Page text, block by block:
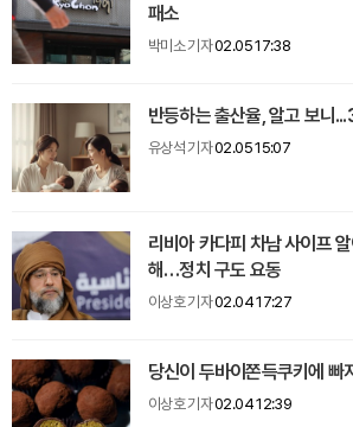
패소
박미소 기자02.05 17:38
반등하는 출산율, 알고 보니
유상석 기자02.05 15:07
리비아 카다피 차남 사이프
해…정치 구도 요동
이상호 기자02.04 17:27
당신이 두바이쫀득쿠키에 빠
이상호 기자02.04 12:39